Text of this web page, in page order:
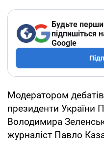
Будьте
підпишіться
Google
Модератором
президенти України
Володимира
журналіст Павло